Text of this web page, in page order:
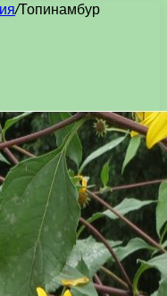
/Топинамбур